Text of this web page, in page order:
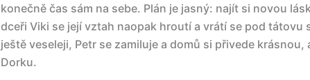
konečně čas sám na sebe. Plán je jasný: najít si novou
dceři Viki se její vztah naopak hroutí a vrátí se pod tátovu
ještě veseleji, Petr se zamiluje a domů si přivede
Dorku.